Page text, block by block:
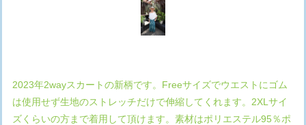
2023年2wayスカートの新柄です。Freeサイズでウエストにゴム
は使用せず生地のストレッチだけで伸縮してくれます。2XLサイ
ズくらいの方まで着用して頂けます。素材はポリエステル95％ポ